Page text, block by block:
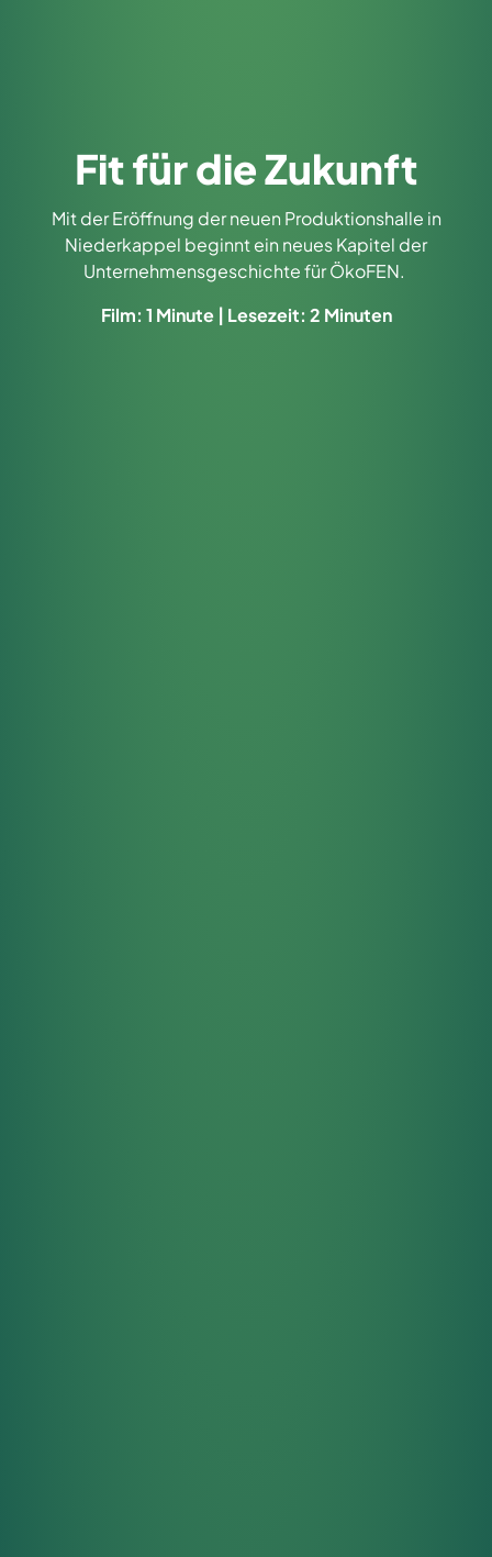
Fit für die Zukunft
Mit der Eröffnung der neuen Produktionshalle in
Niederkappel beginnt ein neues Kapitel der
Unternehmensgeschichte für ÖkoFEN.
Film: 1 Minute | Lesezeit: 2 Minuten